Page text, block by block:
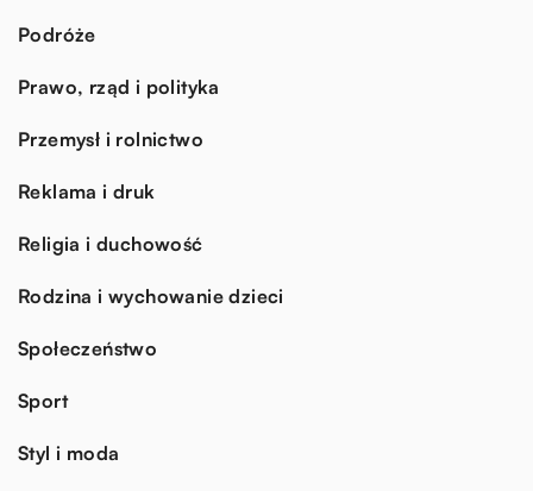
Podróże
Prawo, rząd i polityka
Przemysł i rolnictwo
Reklama i druk
Religia i duchowość
Rodzina i wychowanie dzieci
Społeczeństwo
Sport
Styl i moda